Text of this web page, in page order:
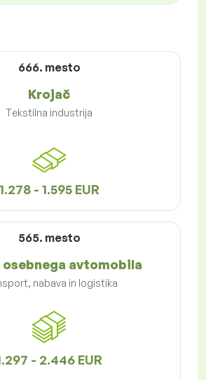
666. mesto
Krojač
Tekstilna industrija
1.278 - 1.595 EUR
565. mesto
osebnega avtomobila
nabava in logistika
- 2.446 EUR